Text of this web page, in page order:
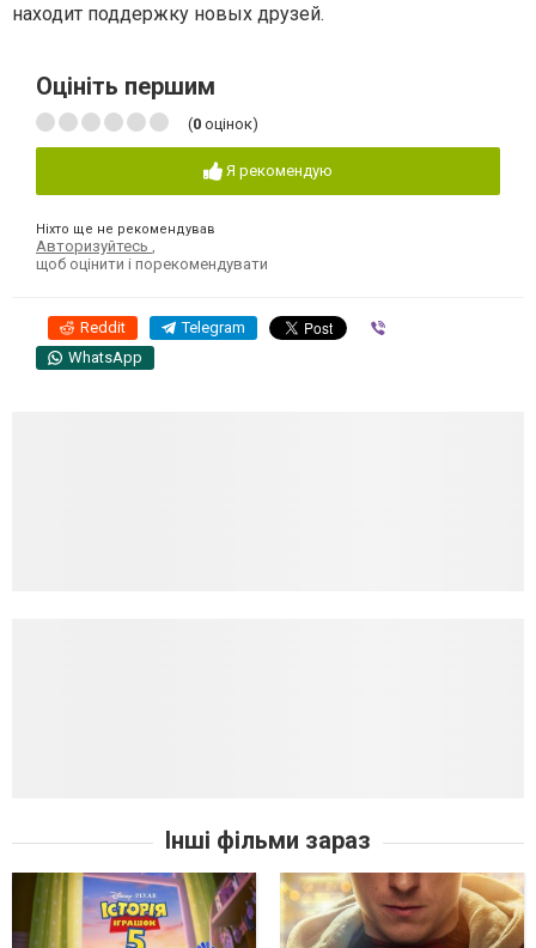
находит поддержку новых друзей.
Оцініть першим
(0 оцінок)
Я рекомендую
Ніхто ще не рекомендував
Авторизуйтесь ,
щоб оцінити і порекомендувати
Reddit Telegram
WhatsApp
Інші фільми зараз